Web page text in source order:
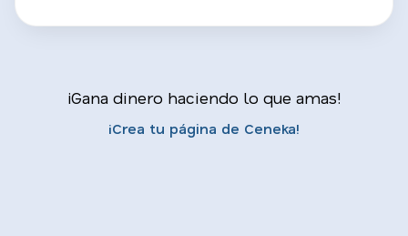
¡Gana dinero haciendo lo que amas!
¡Crea tu página de Ceneka!